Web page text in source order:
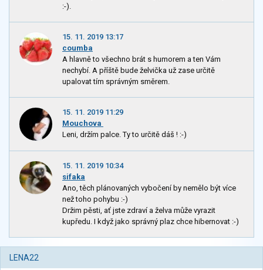
:-).
15. 11. 2019 13:17
coumba
A hlavně to všechno brát s humorem a ten Vám
nechybí. A příště bude želvička už zase určitě
upalovat tím správným směrem.
15. 11. 2019 11:29
Mouchova
Leni, držím palce. Ty to určitě dáš ! :-)
15. 11. 2019 10:34
sifaka
Ano, těch plánovaných vybočení by nemělo být více
než toho pohybu :-)
Držim pěsti, ať jste zdraví a želva může vyrazit
kupředu. I když jako správný plaz chce hibernovat :-)
LENA22